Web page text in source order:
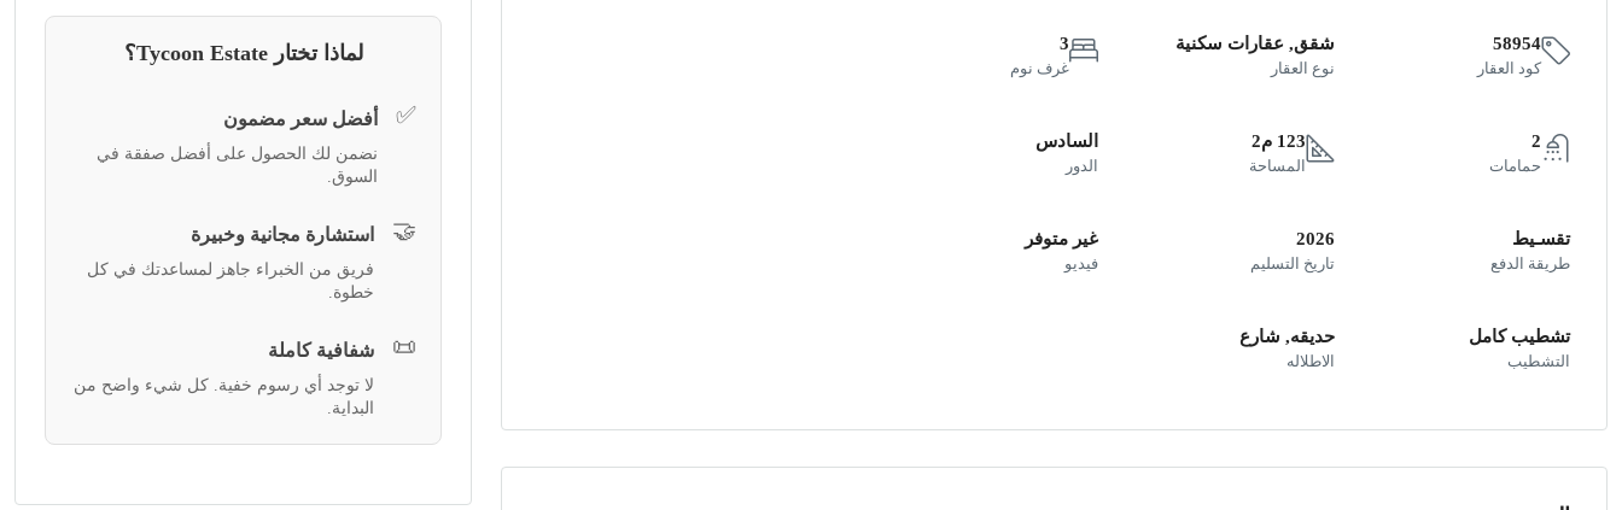
58954
كود العقار
شقق, عقارات سكنية
نوع العقار
3
غرف نوم
2
حمامات
123 م2
المساحة
السادس
الدور
تقسـيط
طريقة الدفع
2026
تاريخ التسليم
غير متوفر
فيديو
تشطيب كامل
التشطيب
حديقه, شارع
الاطلاله
لماذا تختار Tycoon Estate؟
✅ أفضل سعر مضمون
نضمن لك الحصول على أفضل صفقة في
السوق.
🤝 استشارة مجانية وخبيرة
فريق من الخبراء جاهز لمساعدتك في كل
خطوة.
📜 شفافية كاملة
لا توجد أي رسوم خفية. كل شيء واضح من
البداية.